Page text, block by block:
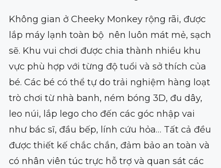
Không gian ở Cheeky Monkey rộng rãi, được
lắp máy lạnh toàn bộ nên luôn mát mẻ, sạch
sẽ. Khu vui chơi được chia thành nhiều khu
vực phù hợp với từng độ tuổi và sở thích của
bé. Các bé có thể tự do trải nghiệm hàng loạt
trò chơi từ nhà banh, ném bóng 3D, đu dây,
leo núi, lắp lego cho đến các góc nhập vai
như bác sĩ, đầu bếp, lính cứu hỏa… Tất cả đều
được thiết kế chắc chắn, đảm bảo an toàn và
có nhân viên túc trực hỗ trợ và quan sát các